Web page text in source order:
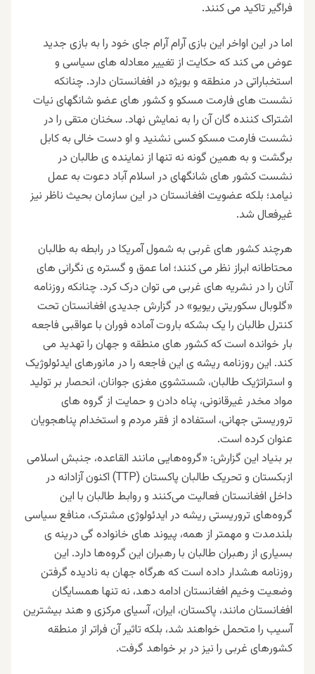
فراگیر تاکید می کنند.
اما در این اواخر این بازی آرام آرام جای خود را به بازی جدید
عوض می کند که حکایت از تغییر معادله های سیاسی و
استخباراتی در منطقه و بویژه در افغانستان دارد. چنانکه
نشست های فارمت مسکو و کشور های عضو شانگهای نیات
اشتراک کننده گان آن را به نمایش نهاد. سخنان متقی را در
نشست فارمت مسکو کسی نشنید و او دست خالی به کابل
برگشت و به همین گونه نه تنها از نماینده ی طالبان در
نشست کشور های شانگهای در اسلام آباد دعوت به عمل
نیامد؛ بلکه عضویت افغانستان در این سازمان بحیث ناظر نیز
غیرفعال شد.
هرچند کشور های غربی به شمول آمریکا در رابطه به طالبان
محتاطانه ابراز نظر می کنند؛ اما عمق و گستره ی نگرانی های
آنان را در نشریه های غربی می توان درک کرد. چنانکه روزنامه
«گلوبال سکوریتی ریویو» در گزارش جدیدی افغانستان تحت
کنترل طالبان را یک بشکه باروت آماده فوران با عواقبی فاجعه
بار خوانده است که کشور های منطقه و جهان را تهدید می
کند. این روزنامه ریشه ی این فاجعه را در مانورهای ایدئولوژیک
و استراتژیک طالبان، شستشوی مغزی جوانان، انحصار بر تولید
مواد مخدر غیرقانونی، پناه دادن و حمایت از گروه های
تروریستی جهانی، استفاده از فقر مردم و استخدام پناهجویان
عنوان کرده است.
بر بنیاد این گزارش: «گروه‌هایی مانند القاعده، جنبش اسلامی
ازبکستان و تحریک طالبان پاکستان (TTP) اکنون آزادانه در
داخل افغانستان فعالیت می‌کنند و روابط طالبان با این
گروه‌های تروریستی ریشه در ایدئولوژی مشترک، منافع سیاسی
بلندمدت و مهمتر از همه، پیوند های خانواده گی درینه ی
بسیاری از رهبران طالبان با رهبران این گروه‌ها دارد. این
روزنامه هشدار داده است که هرگاه جهان به نادیده گرفتن
وضعیت وخیم افغانستان ادامه دهد، نه تنها همسایگان
افغانستان مانند، پاکستان، ایران، آسیای مرکزی و هند بیشترین
آسیب را متحمل خواهند شد، بلکه تاثیر آن فراتر از منطقه
کشورهای غربی را نیز در بر خواهد گرفت.